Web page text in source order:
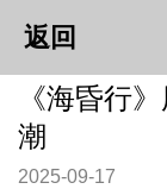
返回
《海昏行
潮
2025-09-17